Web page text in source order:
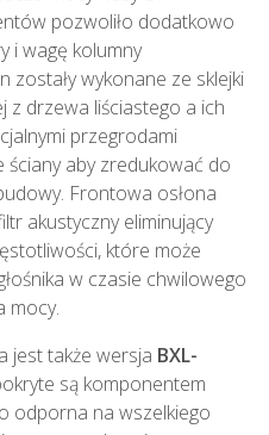
pozwoliło dodatkowo
i wagę kolumny
zostały wykonane ze sklejki
drzewa liściastego a ich
przegrodami
ściany aby zredukować do
Frontowa osłona
akustyczny eliminujący
które może
w czasie chwilowego
mocy.
jest także wersja BXL-
są komponentem
odporna na wszelkiego